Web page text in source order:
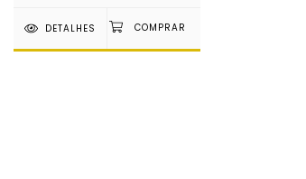
DETALHES